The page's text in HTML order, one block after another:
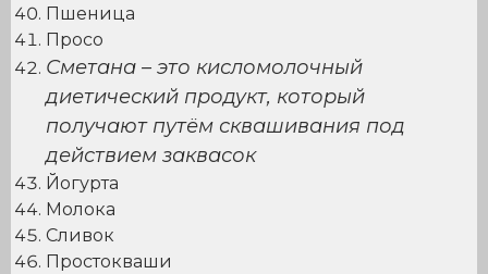
Пшеница
Просо
Сметана – это кисломолочный
диетический продукт, который
получают путём сквашивания под
действием заквасок
Йогурта
Молока
Сливок
Простокваши